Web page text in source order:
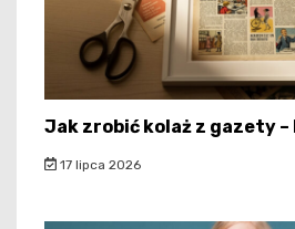
Jak zrobić kolaż z gazety –
17 lipca 2026